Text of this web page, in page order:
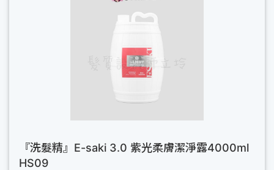
『洗髮精』E-saki 3.0 紫光柔膚潔淨露4000ml
HS09